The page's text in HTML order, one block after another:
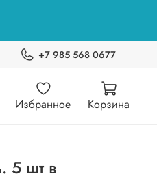
+7 985 568 0677
Избранное Корзина
5 шт в